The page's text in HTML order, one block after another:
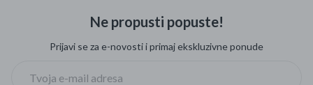
Ne propusti popuste!
Prijavi se za e-novosti i primaj ekskluzivne ponude